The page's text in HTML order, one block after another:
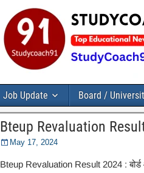
Job Update Board /
Bteup Revaluation
May 17, 2024
Bteup Revaluation Result 2024 :